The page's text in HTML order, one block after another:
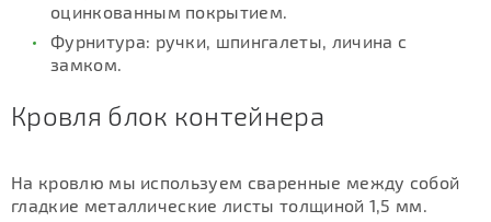
оцинкованным покрытием.
Фурнитура: ручки, шпингалеты, личина с
замком.
Кровля блок контейнера
На кровлю мы используем сваренные между собой
гладкие металлические листы толщиной 1,5 мм.